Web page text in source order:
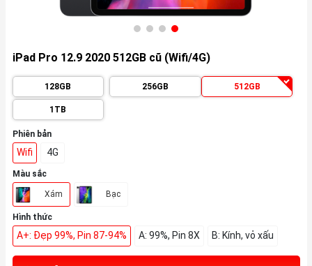
iPad Pro 12.9 2020 512GB cũ (Wifi/4G)
128GB 256GB 512GB
1TB
Phiên bản
Wifi 4G
Màu sắc
Xám Bạc
Hình thức
A+: Đẹp 99%, Pin 87-94% A: 99%, Pin 8X B: Kính, vỏ xấu